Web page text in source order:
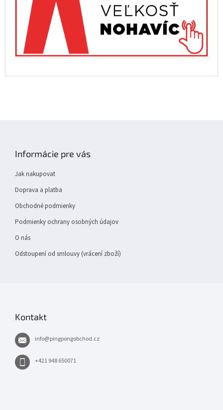
Informácie pre vás
Jak nakupovat
Doprava a platba
Obchodné podmienky
Podmienky ochrany osobných údajov
O nás
Odstoupení od smlouvy (vrácení zboží)
Kontakt
info@pingpongobchod.cz
+421 948 650071